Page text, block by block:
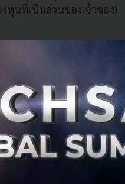
ทุนที่เป็นส่วนของเจ้าของ)
อกคำสั่งให้ธนาคารพาณิช
ประภพ ผู้ว่าการธนาคาร
พร่ระบาดของโควิด 19 เ
กิจไทย ยังไม่รู้ว่าจะจบเมื่
สถาบันการเงินเป็นเรื่อง